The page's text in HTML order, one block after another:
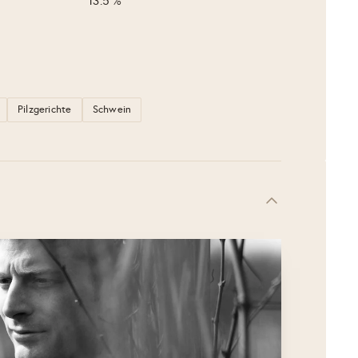
Pilzgerichte Schwein